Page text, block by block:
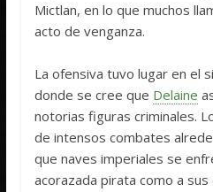
Mictlan, en lo que muchos
acto de venganza.
La ofensiva tuvo lugar en el
donde se cree que Delaine
notorias figuras criminales.
de intensos combates
que naves imperiales se
acorazada pirata como a sus